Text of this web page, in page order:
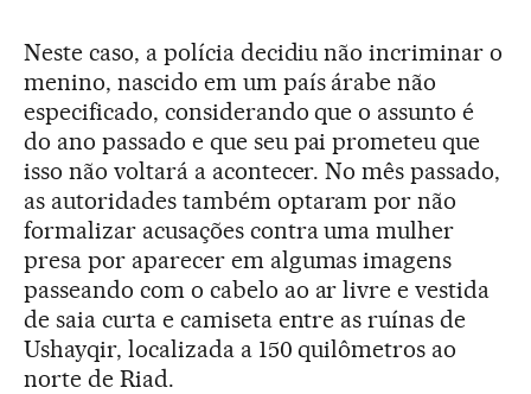
Neste caso, a polícia decidiu não incriminar o
menino, nascido em um país árabe não
especificado, considerando que o assunto é
do ano passado e que seu pai prometeu que
isso não voltará a acontecer. No mês passado,
as autoridades também optaram por não
formalizar acusações contra uma mulher
presa por aparecer em algumas imagens
passeando com o cabelo ao ar livre e vestida
de saia curta e camiseta entre as ruínas de
Ushayqir, localizada a 150 quilômetros ao
norte de Riad.